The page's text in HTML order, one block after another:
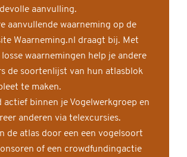
aanvulling.
aanvullende waarneming op de
Waarneming.nl draagt bij. Met
waarnemingen help je andere
de soortenlijst van hun atlasblok
te maken.
actief binnen je Vogelwerkgroep en
anderen via telexcursies.
de atlas door een een vogelsoort
of een crowdfundingactie